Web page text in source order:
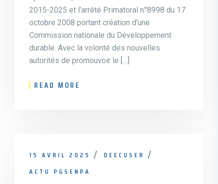
2015-2025 et l’arrêté Primatoral n°8998 du 17
octobre 2008 portant création d’une
Commission nationale du Développement
durable. Avec la volonté des nouvelles
autorités de promouvoir le […]
READ MORE
15 AVRIL 2025
DEECUSER
ACTU PGSENPA